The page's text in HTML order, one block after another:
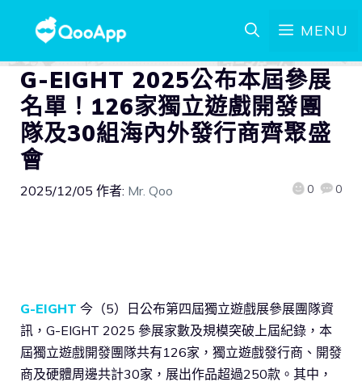
MENU
G-EIGHT 2025公布本屆參展
名單！126家獨立遊戲開發團
隊及30組海內外發行商齊聚盛
會
2025/12/05 作者: Mr. Qoo 0 0
G-EIGHT 今（5）日公布第四屆獨立遊戲展參展團隊資
訊，G-EIGHT 2025 參展家數及規模突破上屆紀錄，本
屆獨立遊戲開發團隊共有126家，獨立遊戲發行商、開發
商及硬體周邊共計30家，展出作品超過250款。其中，